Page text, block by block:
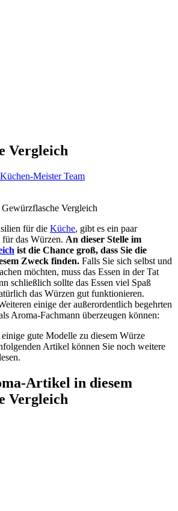
Vergleich
Küchen-Meister Team
Gewürzflasche Vergleich
für die Küche, gibt es ein paar
für das Würzen. An dieser Stelle im
ist die Chance groß, dass Sie die
Zweck finden. Falls Sie sich selbst und
möchten, muss das Essen in der Tat
schließlich sollte das Essen viel Spaß
das Würzen gut funktionieren.
einige der außerordentlich begehrten
Aroma-Fachmann überzeugen können:
gute Modelle zu diesem Würze
Artikel können Sie noch weitere
Artikel in diesem
Vergleich